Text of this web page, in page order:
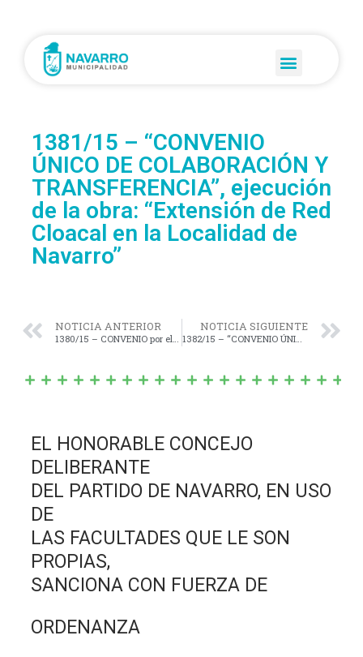
1381/15 – “CONVENIO
ÚNICO DE COLABORACIÓN Y
TRANSFERENCIA”, ejecución
de la obra: “Extensión de Red
Cloacal en la Localidad de
Navarro”
NOTICIA ANTERIOR
1380/15 – CONVENIO por el cual MUNICIPALIDAD DE NAVARRO adhiere al Sistema de Comando de Prevención Rural en los términos instituidos por las Resoluciones Ministeriales Nº 739/14 y Nº 740/14
NOTICIA SIGUIENTE
1382/15 – “CONVENIO ÚNICO DE COLABORACIÓN Y TRANSFERENCIA”, Ejecución de la Obra “Emergencia Hídrica – Reparación de Red Vial Municipal”
EL HONORABLE CONCEJO
DELIBERANTE
DEL PARTIDO DE NAVARRO, EN USO
DE
LAS FACULTADES QUE LE SON
PROPIAS,
SANCIONA CON FUERZA DE
ORDENANZA